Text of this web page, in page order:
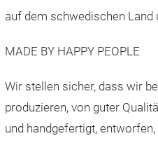
auf dem schwedischen Land
MADE BY HAPPY PEOPLE
Wir stellen sicher, dass wir
produzieren, von guter
und handgefertigt,